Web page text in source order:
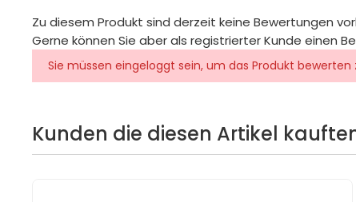
Zu diesem Produkt sind derzeit keine Bewertungen
Gerne können Sie aber als registrierter Kunde einen
Sie müssen eingeloggt sein, um das Produkt bewerten
Kunden die diesen Artikel